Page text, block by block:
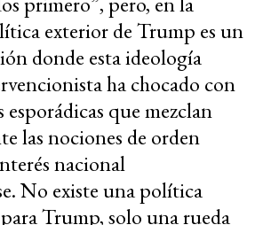
exterior de Trump es un
donde esta ideología
ha chocado con
que mezclan
las nociones de orden
nacional
No existe una política
Trump, solo una rueda